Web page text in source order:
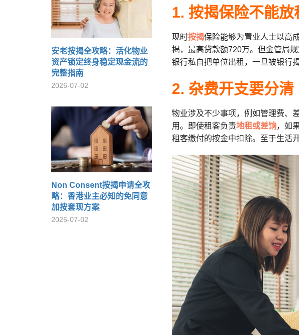
安老按揭全攻略：活化物业
资产锁定终身稳定现金流的
完整指南
2026-07-02
Non Consent按揭申请全攻
略：香港业主必知的免同意
加按套现方案
2026-07-02
1. 按揭保险不能放
现时按揭保险能够为置业人士以高
揭，最高贷款额720万。但金管局
银行私自把单位出租，一旦被银行
2. 杂费开支要分清
物业涉及不少事项，例如管理费、
用。即使租客负责地租或差饷，如
租客缴付的按金中扣除。至于生活